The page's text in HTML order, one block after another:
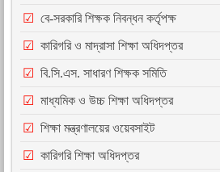
বে-সরকারি শিক্ষক নিবন্ধন কর্তৃপক্ষ
কারিগরি ও মাদ্রাসা শিক্ষা অধিদপ্তর
বি.সি.এস. সাধারণ শিক্ষক সমিতি
মাধ্যমিক ও উচ্চ শিক্ষা অধিদপ্তর
শিক্ষা মন্ত্রণালয়ের ওয়েবসাইট
কারিগরি শিক্ষা অধিদপ্তর